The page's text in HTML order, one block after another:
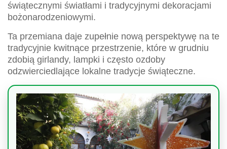
świątecznymi światłami i tradycyjnymi dekoracjami
bożonarodzeniowymi.
Ta przemiana daje zupełnie nową perspektywę na te
tradycyjnie kwitnące przestrzenie, które w grudniu
zdobią girlandy, lampki i często ozdoby
odzwierciedlające lokalne tradycje świąteczne.